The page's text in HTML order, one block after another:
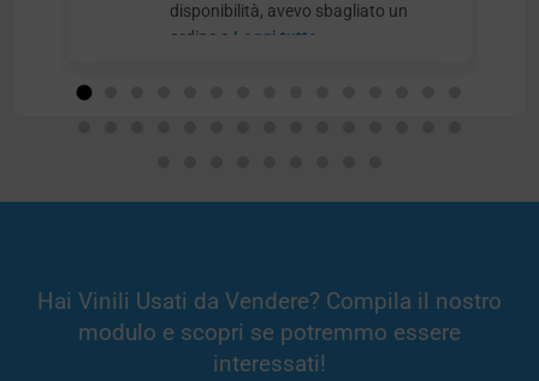
disponibilità, avevo sbagliato un
ordine e Leggi tutto
Hai Vinili Usati da Vendere? Compila il nostro
modulo e scopri se potremmo essere
interessati!